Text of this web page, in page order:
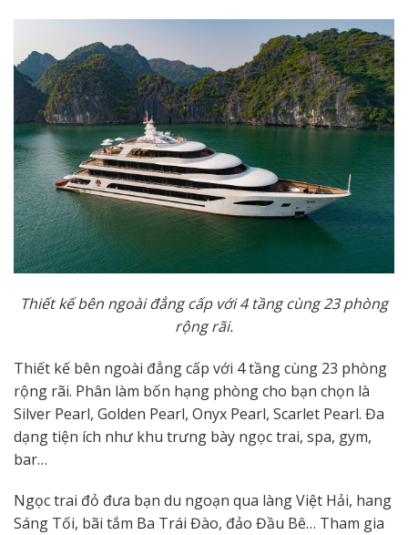
Thiết kế bên ngoài đẳng cấp với 4 tầng cùng 23 phòng
rộng rãi.
Thiết kế bên ngoài đẳng cấp với 4 tầng cùng 23 phòng
rộng rãi. Phân làm bốn hạng phòng cho bạn chọn là
Silver Pearl, Golden Pearl, Onyx Pearl, Scarlet Pearl. Đa
dạng tiện ích như khu trưng bày ngọc trai, spa, gym,
bar…
Ngọc trai đỏ đưa bạn du ngoạn qua làng Việt Hải, hang
Sáng Tối, bãi tắm Ba Trái Đào, đảo Đầu Bê… Tham gia